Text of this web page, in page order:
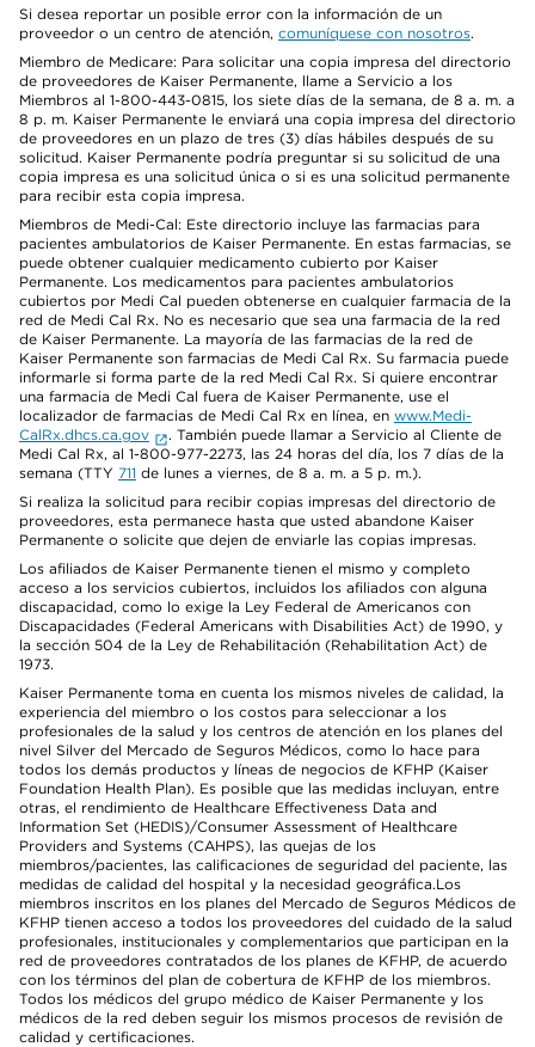
Si desea reportar un posible error con la información de un
proveedor o un centro de atención, comuníquese con nosotros.
Miembro de Medicare: Para solicitar una copia impresa del directorio
de proveedores de Kaiser Permanente, llame a Servicio a los
Miembros al 1-800-443-0815, los siete días de la semana, de 8 a. m. a
8 p. m. Kaiser Permanente le enviará una copia impresa del directorio
de proveedores en un plazo de tres (3) días hábiles después de su
solicitud. Kaiser Permanente podría preguntar si su solicitud de una
copia impresa es una solicitud única o si es una solicitud permanente
para recibir esta copia impresa.
Miembros de Medi-Cal: Este directorio incluye las farmacias para
pacientes ambulatorios de Kaiser Permanente. En estas farmacias, se
puede obtener cualquier medicamento cubierto por Kaiser
Permanente. Los medicamentos para pacientes ambulatorios
cubiertos por Medi Cal pueden obtenerse en cualquier farmacia de la
red de Medi Cal Rx. No es necesario que sea una farmacia de la red
de Kaiser Permanente. La mayoría de las farmacias de la red de
Kaiser Permanente son farmacias de Medi Cal Rx. Su farmacia puede
informarle si forma parte de la red Medi Cal Rx. Si quiere encontrar
una farmacia de Medi Cal fuera de Kaiser Permanente, use el
localizador de farmacias de Medi Cal Rx en línea, en www.Medi-
CalRx.dhcs.ca.gov
. También puede llamar a Servicio al Cliente de
Medi Cal Rx, al 1-800-977-2273, las 24 horas del día, los 7 días de la
semana (TTY 711 de lunes a viernes, de 8 a. m. a 5 p. m.).
Si realiza la solicitud para recibir copias impresas del directorio de
proveedores, esta permanece hasta que usted abandone Kaiser
Permanente o solicite que dejen de enviarle las copias impresas.
Los afiliados de Kaiser Permanente tienen el mismo y completo
acceso a los servicios cubiertos, incluidos los afiliados con alguna
discapacidad, como lo exige la Ley Federal de Americanos con
Discapacidades (Federal Americans with Disabilities Act) de 1990, y
la sección 504 de la Ley de Rehabilitación (Rehabilitation Act) de
1973.
Kaiser Permanente toma en cuenta los mismos niveles de calidad, la
experiencia del miembro o los costos para seleccionar a los
profesionales de la salud y los centros de atención en los planes del
nivel Silver del Mercado de Seguros Médicos, como lo hace para
todos los demás productos y líneas de negocios de KFHP (Kaiser
Foundation Health Plan). Es posible que las medidas incluyan, entre
otras, el rendimiento de Healthcare Effectiveness Data and
Information Set (HEDIS)/Consumer Assessment of Healthcare
Providers and Systems (CAHPS), las quejas de los
miembros/pacientes, las calificaciones de seguridad del paciente, las
medidas de calidad del hospital y la necesidad geográfica.Los
miembros inscritos en los planes del Mercado de Seguros Médicos de
KFHP tienen acceso a todos los proveedores del cuidado de la salud
profesionales, institucionales y complementarios que participan en la
red de proveedores contratados de los planes de KFHP, de acuerdo
con los términos del plan de cobertura de KFHP de los miembros.
Todos los médicos del grupo médico de Kaiser Permanente y los
médicos de la red deben seguir los mismos procesos de revisión de
calidad y certificaciones.